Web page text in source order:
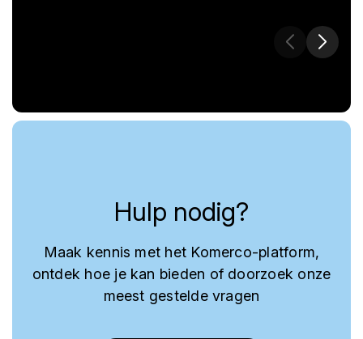
Hulp nodig?
Maak kennis met het Komerco-platform,
ontdek hoe je kan bieden of doorzoek onze
meest gestelde vragen